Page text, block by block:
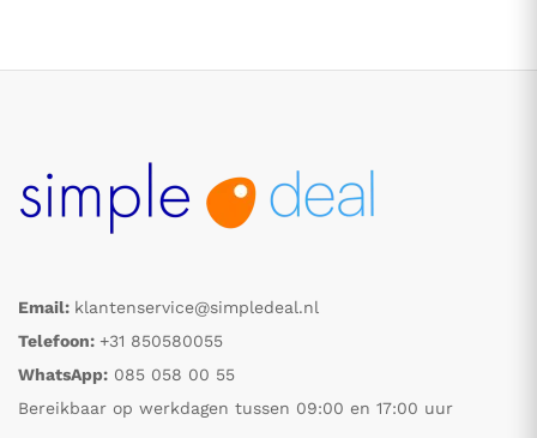
Email: klantenservice@simpledeal.nl
Telefoon: +31 850580055
WhatsApp: 085 058 00 55
Bereikbaar op werkdagen tussen 09:00 en 17:00 uur